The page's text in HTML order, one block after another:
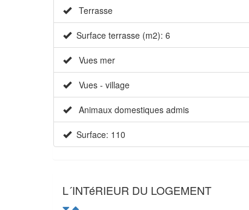
Terrasse
Surface terrasse (m2): 6
Vues mer
Vues - village
Animaux domestiques admis
Surface: 110
L´INTéRIEUR DU LOGEMENT